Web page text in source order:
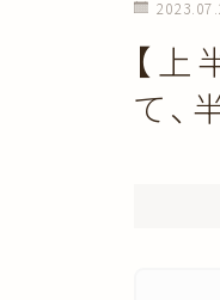
【
て、